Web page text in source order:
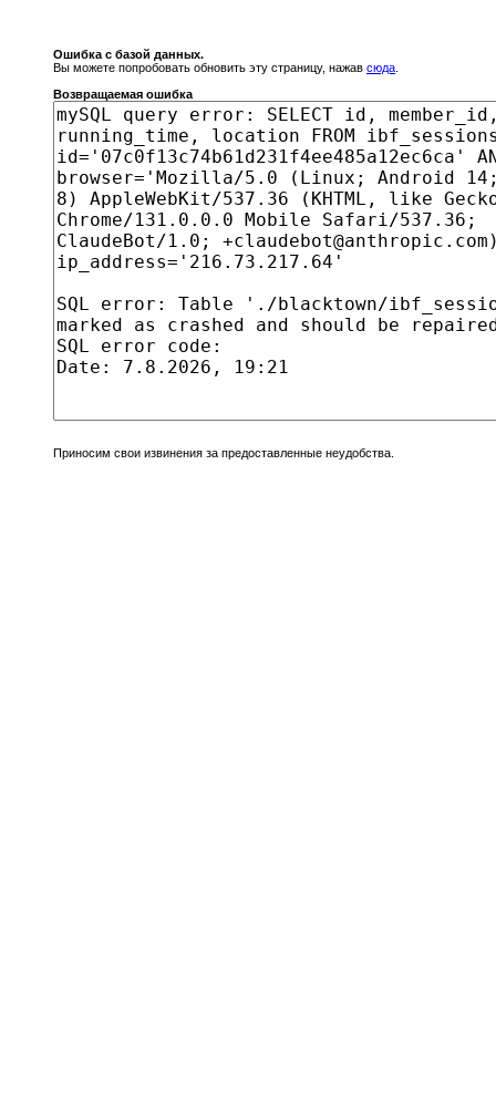
Ошибка с базой данных.
Вы можете попробовать обновить эту страницу, нажав сюда
Возвращаемая ошибка
Приносим свои извинения за предоставленные неудобства.